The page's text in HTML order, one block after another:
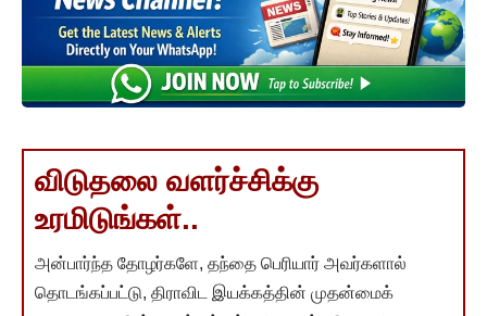
விடுதலை வளர்ச்சிக்கு
உரமிடுங்கள்..
அன்பார்ந்த தோழர்களே, தந்தை பெரியார் அவர்களால்
தொடங்கப்பட்டு, திராவிட இயக்கத்தின் முதன்மைக்